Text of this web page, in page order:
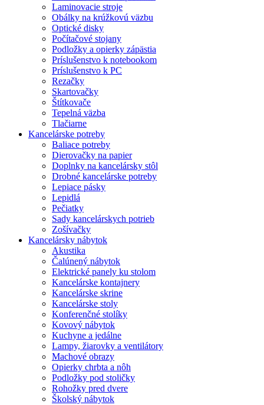
Laminovacie stroje
Obálky na krúžkovú väzbu
Optické disky
Počítačové stojany
Podložky a opierky zápästia
Príslušenstvo k notebookom
Príslušenstvo k PC
Rezačky
Skartovačky
Štítkovače
Tepelná väzba
Tlačiarne
Kancelárske potreby
Baliace potreby
Dierovačky na papier
Doplnky na kancelársky stôl
Drobné kancelárske potreby
Lepiace pásky
Lepidlá
Pečiatky
Sady kancelárskych potrieb
Zošívačky
Kancelársky nábytok
Akustika
Čalúnený nábytok
Elektrické panely ku stolom
Kancelárske kontajnery
Kancelárske skrine
Kancelárske stoly
Konferenčné stolíky
Kovový nábytok
Kuchyne a jedálne
Lampy, žiarovky a ventilátory
Machové obrazy
Opierky chrbta a nôh
Podložky pod stoličky
Rohožky pred dvere
Školský nábytok